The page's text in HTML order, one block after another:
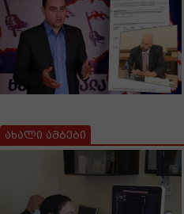
ახალი ამბები